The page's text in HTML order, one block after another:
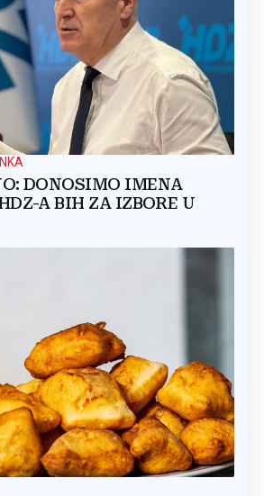
DONOSIMO IMENA
A BIH ZA IZBORE U